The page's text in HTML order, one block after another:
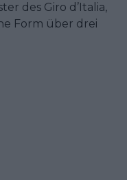
des Giro d’Italia,
Form über drei